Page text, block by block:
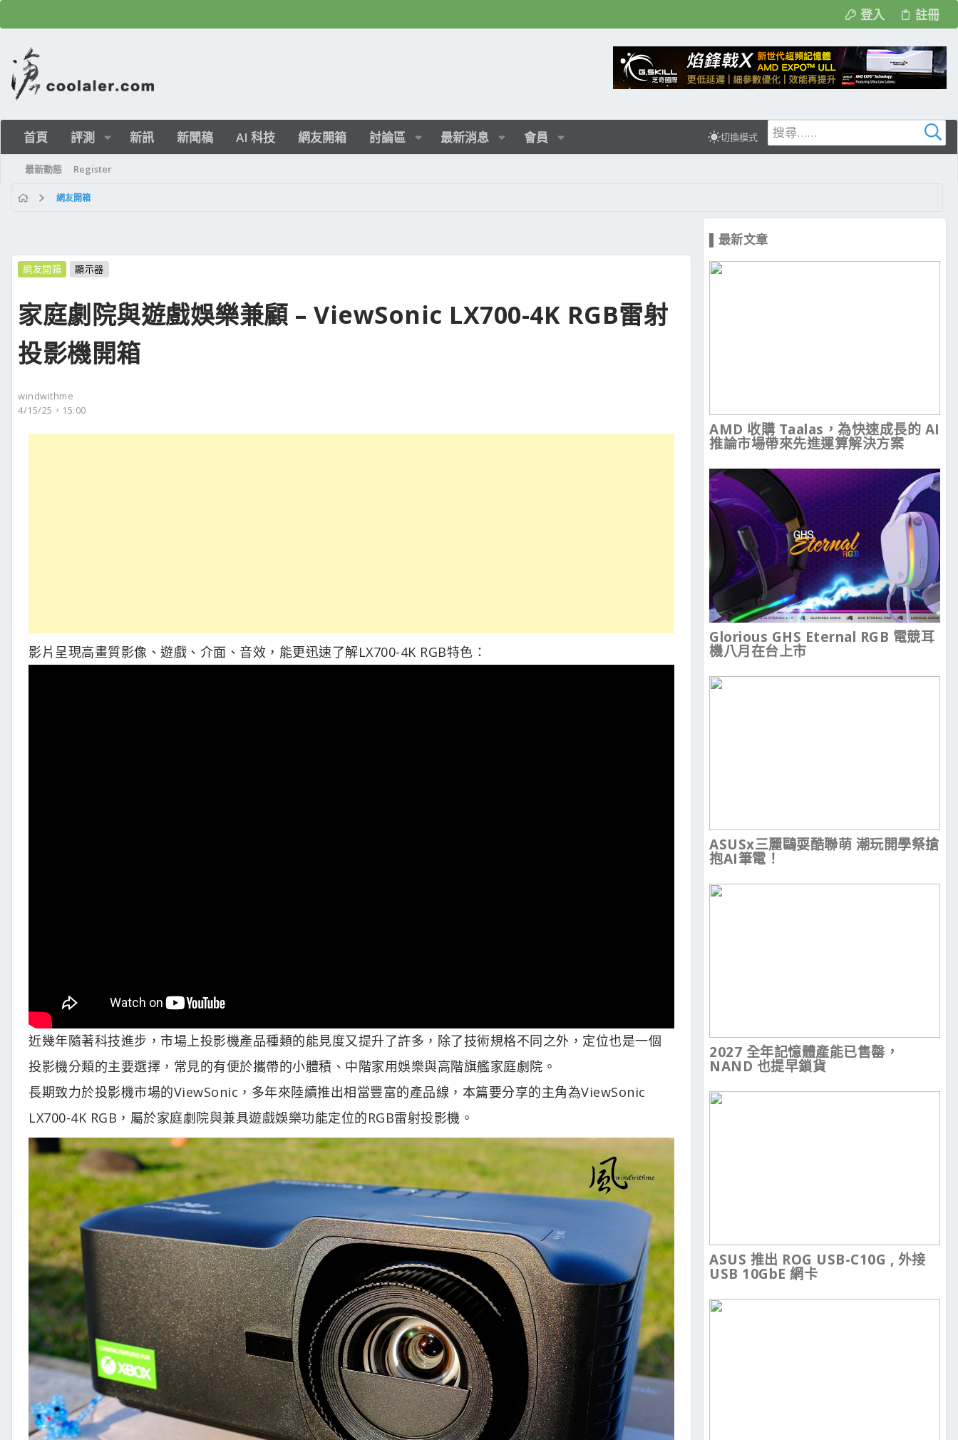
登入 註冊
首頁 評測 新訊 新聞稿 AI 科技 網友開箱 討論區 最新消息 會員 切換模式
最新動態 Register
網友開箱
網友開箱 顯示器
家庭劇院與遊戲娛樂兼顧 – ViewSonic LX700-4K RGB雷射
投影機開箱
windwithme
4/15/25，15:00
影片呈現高畫質影像、遊戲、介面、音效，能更迅速了解LX700-4K RGB特色：
近幾年隨著科技進步，市場上投影機產品種類的能見度又提升了許多，除了技術規格不同之外，定位也是一個
投影機分類的主要選擇，常見的有便於攜帶的小體積、中階家用娛樂與高階旗艦家庭劇院。
長期致力於投影機市場的ViewSonic，多年來陸續推出相當豐富的產品線，本篇要分享的主角為ViewSonic
LX700-4K RGB，屬於家庭劇院與兼具遊戲娛樂功能定位的RGB雷射投影機。
▌最新文章
AMD 收購 Taalas，為快速成長的 AI
推論市場帶來先進運算解決方案
Glorious GHS Eternal RGB 電競耳
機八月在台上市
ASUSx三麗鷗耍酷聯萌 潮玩開學祭搶
抱AI筆電！
2027 全年記憶體產能已售罄，
NAND 也提早鎖貨
ASUS 推出 ROG USB-C10G , 外接
USB 10GbE 網卡